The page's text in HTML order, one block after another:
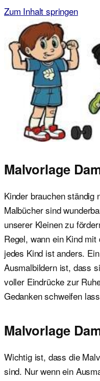
Zum Inhalt springen
Malvorlagen für Kinder
Ausmalbilder einfach
Malvorlage
Kinder brauchen ständig
Malbücher sind
unserer Kleinen zu
Regel, wann ein Kind
jedes Kind ist anders.
Ausmalbildern ist, dass
voller Eindrücke zur
Gedanken schweifen
Malvorlage
Wichtig ist, dass die
sind. Nur wenn ein